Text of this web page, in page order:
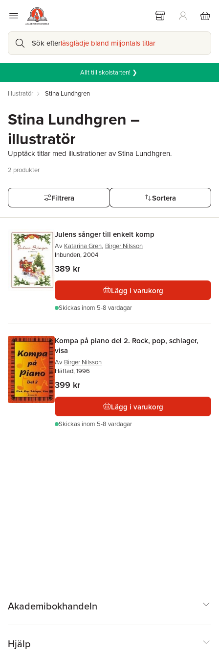
Sök efterläsglädje bland miljontals titlar
Allt till skolstarten! ❯
Illustratör Stina Lundhgren
Stina Lundhgren –
illustratör
Upptäck titlar med illustrationer av Stina Lundhgren.
2 produkter
Filtrera Sortera
Julens sånger till enkelt komp
Av Katarina Gren, Birger Nilsson
Inbunden, 2004
389 kr
Lägg i varukorg
Skickas inom 5-8 vardagar
Kompa på piano del 2. Rock, pop, schlager,
visa
Av Birger Nilsson
Häftad, 1996
399 kr
Lägg i varukorg
Skickas inom 5-8 vardagar
Akademibokhandeln
Hjälp